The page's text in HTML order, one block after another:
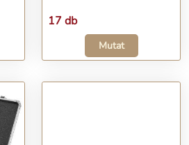
17 db
Mutat